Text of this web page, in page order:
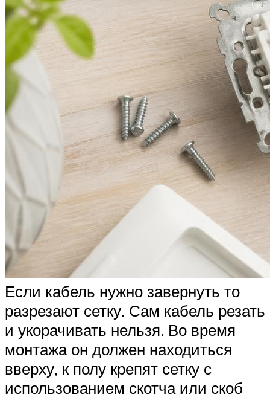
Если кабель нужно завернуть то
разрезают сетку. Сам кабель резать
и укорачивать нельзя. Во время
монтажа он должен находиться
вверху, к полу крепят сетку с
использованием скотча или скоб